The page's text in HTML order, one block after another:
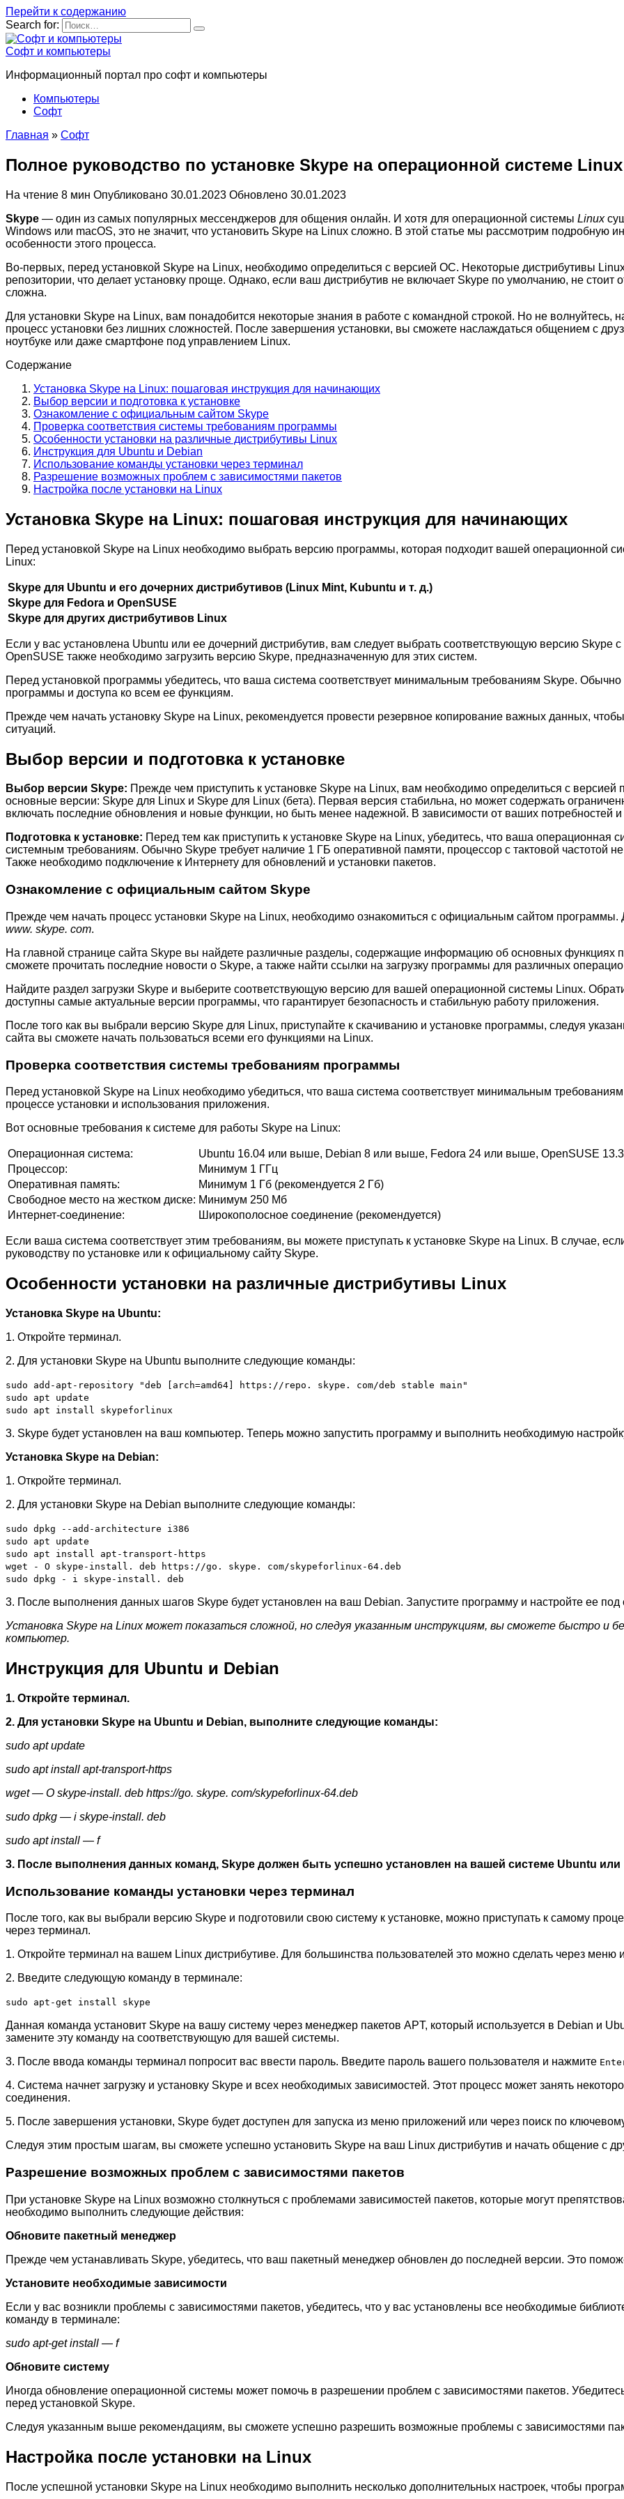
Перейти к содержанию
Search for:
Софт и компьютеры
Информационный портал про софт и компьютеры
Компьютеры
Софт
Главная » Софт
Полное руководство по установке Skype на операционной системе
На чтение 8 мин Опубликовано 30.01.2023 Обновлено 30.01.2023
Skype — один из самых популярных мессенджеров для общения онлайн. И хотя для операционной системы Linux
Windows или macOS, это не значит, что установить Skype на Linux сложно. В этой статье мы рассмотрим подробную
особенности этого процесса.
Во-первых, перед установкой Skype на Linux, необходимо определиться с версией ОС. Некоторые дистрибутивы
репозитории, что делает установку проще. Однако, если ваш дистрибутив не включает Skype по умолчанию, не стоит
сложна.
Для установки Skype на Linux, вам понадобится некоторые знания в работе с командной строкой. Но не
процесс установки без лишних сложностей. После завершения установки, вы сможете наслаждаться общением с
ноутбуке или даже смартфоне под управлением Linux.
Содержание
Установка Skype на Linux: пошаговая инструкция для начинающих
Выбор версии и подготовка к установке
Ознакомление с официальным сайтом Skype
Проверка соответствия системы требованиям программы
Особенности установки на различные дистрибутивы Linux
Инструкция для Ubuntu и Debian
Использование команды установки через терминал
Разрешение возможных проблем с зависимостями пакетов
Настройка после установки на Linux
Установка Skype на Linux: пошаговая инструкция для начинающих
Перед установкой Skype на Linux необходимо выбрать версию программы, которая подходит вашей операционной
Linux:
Skype для Ubuntu и его дочерних дистрибутивов (Linux Mint, Kubuntu и т. д.)
Skype для Fedora и OpenSUSE
Skype для других дистрибутивов Linux
Если у вас установлена Ubuntu или ее дочерний дистрибутив, вам следует выбрать соответствующую версию Skype
OpenSUSE также необходимо загрузить версию Skype, предназначенную для этих систем.
Перед установкой программы убедитесь, что ваша система соответствует минимальным требованиям Skype.
программы и доступа ко всем ее функциям.
Прежде чем начать установку Skype на Linux, рекомендуется провести резервное копирование важных данных,
ситуаций.
Выбор версии и подготовка к установке
Выбор версии Skype: Прежде чем приступить к установке Skype на Linux, вам необходимо определиться с
основные версии: Skype для Linux и Skype для Linux (бета). Первая версия стабильна, но может содержать
включать последние обновления и новые функции, но быть менее надежной. В зависимости от ваших потребностей
Подготовка к установке: Перед тем как приступить к установке Skype на Linux, убедитесь, что ваша
системным требованиям. Обычно Skype требует наличие 1 ГБ оперативной памяти, процессор с тактовой частотой
Также необходимо подключение к Интернету для обновлений и установки пакетов.
Ознакомление с официальным сайтом Skype
Прежде чем начать процесс установки Skype на Linux, необходимо ознакомиться с официальным сайтом программы.
www. skype. com.
На главной странице сайта Skype вы найдете различные разделы, содержащие информацию об основных функциях
сможете прочитать последние новости о Skype, а также найти ссылки на загрузку программы для различных
Найдите раздел загрузки Skype и выберите соответствующую версию для вашей операционной системы Linux.
доступны самые актуальные версии программы, что гарантирует безопасность и стабильную работу приложения.
После того как вы выбрали версию Skype для Linux, приступайте к скачиванию и установке программы, следуя
сайта вы сможете начать пользоваться всеми его функциями на Linux.
Проверка соответствия системы требованиям программы
Перед установкой Skype на Linux необходимо убедиться, что ваша система соответствует минимальным
процессе установки и использования приложения.
Вот основные требования к системе для работы Skype на Linux:
Операционная система:
Ubuntu 16.04 или выше, Debian 8 или выше, Fedora 24 или выше, OpenSUSE
Процессор:
Минимум 1 ГГц
Оперативная память:
Минимум 1 Гб (рекомендуется 2 Гб)
Свободное место на жестком диске: Минимум 250 Мб
Интернет-соединение:
Широкополосное соединение (рекомендуется)
Если ваша система соответствует этим требованиям, вы можете приступать к установке Skype на Linux. В случае,
руководству по установке или к официальному сайту Skype.
Особенности установки на различные дистрибутивы Linux
Установка Skype на Ubuntu:
1. Откройте терминал.
2. Для установки Skype на Ubuntu выполните следующие команды:
sudo add-apt-repository "deb [arch=amd64] https://repo. skype. com/deb stable main"
sudo apt update
sudo apt install skypeforlinux
3. Skype будет установлен на ваш компьютер. Теперь можно запустить программу и выполнить необходимую
Установка Skype на Debian:
1. Откройте терминал.
2. Для установки Skype на Debian выполните следующие команды:
sudo dpkg --add-architecture i386
sudo apt update
sudo apt install apt-transport-https
wget - O skype-install. deb https://go. skype. com/skypeforlinux-64.deb
sudo dpkg - i skype-install. deb
3. После выполнения данных шагов Skype будет установлен на ваш Debian. Запустите программу и настройте ее под
Установка Skype на Linux может показаться сложной, но следуя указанным инструкциям, вы сможете быстро и
компьютер.
Инструкция для Ubuntu и Debian
1. Откройте терминал.
2. Для установки Skype на Ubuntu и Debian, выполните следующие команды:
sudo apt update
sudo apt install apt-transport-https
wget — O skype-install. deb https://go. skype. com/skypeforlinux-64.deb
sudo dpkg — i skype-install. deb
sudo apt install — f
3. После выполнения данных команд, Skype должен быть успешно установлен на вашей системе Ubuntu или
Использование команды установки через терминал
После того, как вы выбрали версию Skype и подготовили свою систему к установке, можно приступать к самому
через терминал.
1. Откройте терминал на вашем Linux дистрибутиве. Для большинства пользователей это можно сделать через
2. Введите следующую команду в терминале:
sudo apt-get install skype
Данная команда установит Skype на вашу систему через менеджер пакетов APT, который используется в Debian и
замените эту команду на соответствующую для вашей системы.
3. После ввода команды терминал попросит вас ввести пароль. Введите пароль вашего пользователя и нажмите
4. Система начнет загрузку и установку Skype и всех необходимых зависимостей. Этот процесс может занять
соединения.
5. После завершения установки, Skype будет доступен для запуска из меню приложений или через поиск по
Следуя этим простым шагам, вы сможете успешно установить Skype на ваш Linux дистрибутив и начать общение с
Разрешение возможных проблем с зависимостями пакетов
При установке Skype на Linux возможно столкнуться с проблемами зависимостей пакетов, которые могут
необходимо выполнить следующие действия:
Обновите пакетный менеджер
Прежде чем устанавливать Skype, убедитесь, что ваш пакетный менеджер обновлен до последней версии. Это
Установите необходимые зависимости
Если у вас возникли проблемы с зависимостями пакетов, убедитесь, что у вас установлены все необходимые
команду в терминале:
sudo apt-get install — f
Обновите систему
Иногда обновление операционной системы может помочь в разрешении проблем с зависимостями пакетов.
перед установкой Skype.
Следуя указанным выше рекомендациям, вы сможете успешно разрешить возможные проблемы с зависимостями
Настройка после установки на Linux
После успешной установки Skype на Linux необходимо выполнить несколько дополнительных настроек, чтобы